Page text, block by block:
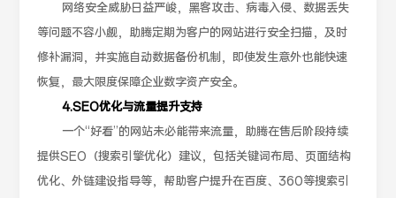
网络安全威胁日益严峻，黑客攻击、病毒入侵、数据丢失
等问题不容小觑，助腾定期为客户的网站进行安全扫描，及时
修补漏洞，并实施自动数据备份机制，即使发生意外也能快速
恢复，最大限度保障企业数字资产安全。
4.SEO优化与流量提升支持
一个“好看”的网站未必能带来流量，助腾在售后阶段持续
提供SEO（搜索引擎优化）建议，包括关键词布局、页面结构
优化、外链建设指导等，帮助客户提升在百度、360等搜索引